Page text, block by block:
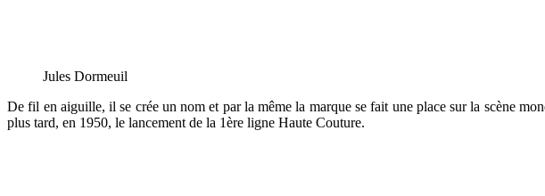
Jules Dormeuil
De fil en aiguille, il se crée un nom et par la même la marque se fait une place sur la scène
plus tard, en 1950, le lancement de la 1ère ligne Haute Couture.